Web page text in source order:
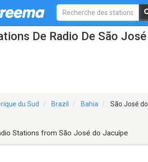
De Radio De São
du Sud Brazil Bahia São José
Stations from São José do Jacuípe